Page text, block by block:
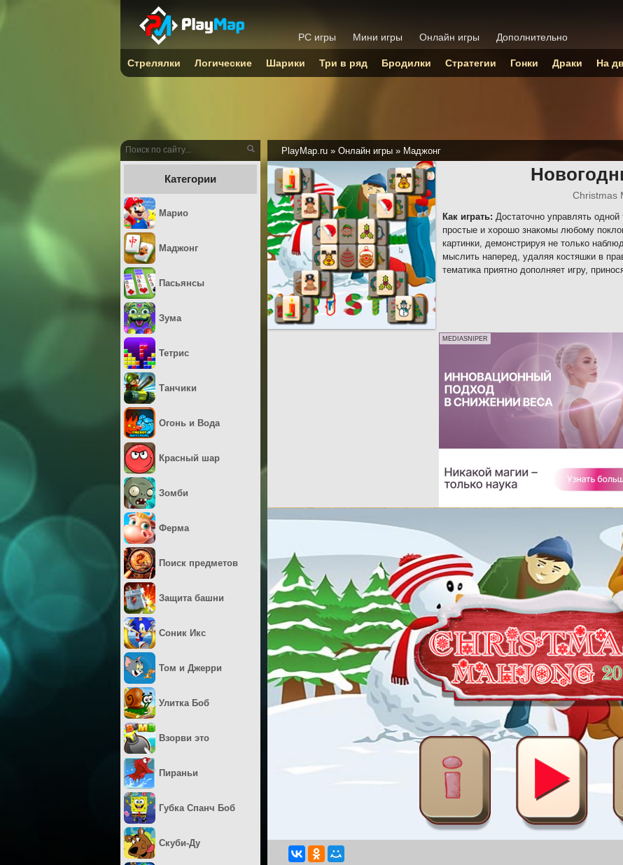
PlayMap.ru » Онлайн игры » Маджонг
Christmas
Как играть: Достаточно управлять
простые и хорошо знакомы любому
картинки, демонстрируя не только
мыслить наперед, удаляя костяшки в
тематика приятно дополняет игру,
MEDIASNIPER
Категории
Марио
Маджонг
Пасьянсы
Зума
Тетрис
Танчики
Огонь и Вода
Красный шар
Зомби
Ферма
Поиск предметов
Защита башни
Соник Икс
Том и Джерри
Улитка Боб
Взорви это
Пираньи
Губка Спанч Боб
Скуби-Ду
PC игры Мини игры Онлайн игры Дополнительно
Стрелялки Логические Шарики Три в ряд Бродилки Стратегии Гонки Драки На